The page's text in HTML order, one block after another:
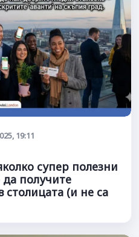
19:11
супер полезни
получите
столицата (и не са